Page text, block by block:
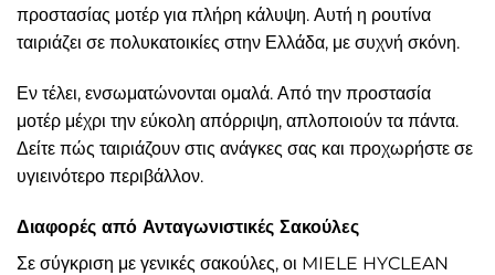
προστασίας μοτέρ για πλήρη κάλυψη. Αυτή η ρουτίνα
ταιριάζει σε πολυκατοικίες στην Ελλάδα, με συχνή σκόνη.
Εν τέλει, ενσωματώνονται ομαλά. Από την προστασία
μοτέρ μέχρι την εύκολη απόρριψη, απλοποιούν τα πάντα.
Δείτε πώς ταιριάζουν στις ανάγκες σας και προχωρήστε σε
υγιεινότερο περιβάλλον.
Διαφορές από Ανταγωνιστικές Σακούλες
Σε σύγκριση με γενικές σακούλες, οι MIELE HYCLEAN